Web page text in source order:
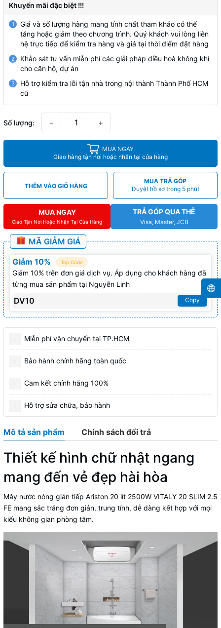
Khuyến mãi đặc biệt !!!
1
Giá và số lượng hàng mang tính chất tham khảo có thể
tăng hoặc giảm theo chương trình. Quý khách vui lòng liên
hệ trực tiếp để kiểm tra hàng và giá tại thời điểm đặt hàng
2
Khảo sát tư vấn miễn phí các giải pháp điều hoà không khí
cho căn hộ, dự án
3
Hỗ trợ kiểm tra lỗi tận nhà trong nội thành Thành Phố HCM
cũ
Số lượng: − +
MUA NGAY
Giao hàng tận nơi hoặc nhận tại cửa hàng
THÊM VÀO GIỎ HÀNG
MUA TRẢ GÓP
Duyệt hồ sơ trong 5 phút
MUA NGAY
Giao Tận Nơi Hoặc Nhận Tại Cửa Hàng
TRẢ GÓP QUA THẺ
Visa, Master, JCB
MÃ GIẢM GIÁ
Giảm 10% Top Code
Giảm 10% trên đơn giá dịch vụ. Áp dụng cho khách hàng đã
từng mua sản phẩm tại Nguyễn Linh
DV10 Copy
Miễn phí vận chuyển tại TP.HCM
Bảo hành chính hãng toàn quốc
Cam kết chính hãng 100%
Hỗ trợ sửa chữa, bảo hành
Mô tả sản phẩm Chính sách đổi trả
Thiết kế hình chữ nhật ngang
mang đến vẻ đẹp hài hòa
Máy nước nóng gián tiếp Ariston 20 lít 2500W VITALY 20 SLIM 2.5
FE mang sắc trắng đơn giản, trung tính, dễ dàng kết hợp với mọi
kiểu không gian phòng tắm.